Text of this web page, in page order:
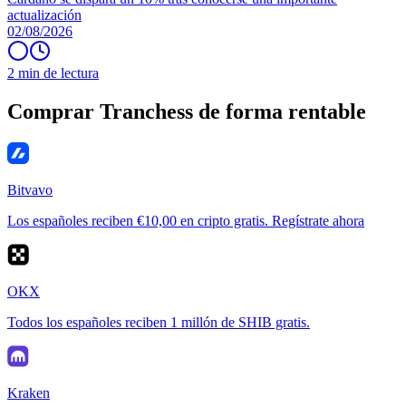
actualización
02/08/2026
2 min de lectura
Comprar Tranchess de forma rentable
Bitvavo
Los españoles reciben €10,00 en cripto gratis. Regístrate ahora
OKX
Todos los españoles reciben 1 millón de SHIB gratis.
Kraken